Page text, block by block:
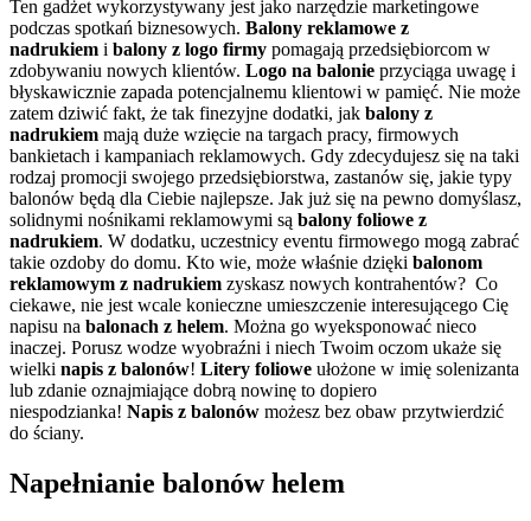
Ten gadżet wykorzystywany jest jako narzędzie marketingowe
podczas spotkań biznesowych. Balony reklamowe z
nadrukiem i balony z logo firmy pomagają przedsiębiorcom w
zdobywaniu nowych klientów. Logo na balonie przyciąga uwagę i
błyskawicznie zapada potencjalnemu klientowi w pamięć. Nie może
zatem dziwić fakt, że tak finezyjne dodatki, jak balony z
nadrukiem mają duże wzięcie na targach pracy, firmowych
bankietach i kampaniach reklamowych. Gdy zdecydujesz się na taki
rodzaj promocji swojego przedsiębiorstwa, zastanów się, jakie typy
balonów będą dla Ciebie najlepsze. Jak już się na pewno domyślasz,
solidnymi nośnikami reklamowymi są balony foliowe z
nadrukiem. W dodatku, uczestnicy eventu firmowego mogą zabrać
takie ozdoby do domu. Kto wie, może właśnie dzięki balonom
reklamowym z nadrukiem zyskasz nowych kontrahentów? Co
ciekawe, nie jest wcale konieczne umieszczenie interesującego Cię
napisu na balonach z helem. Można go wyeksponować nieco
inaczej. Porusz wodze wyobraźni i niech Twoim oczom ukaże się
wielki napis z balonów! Litery foliowe ułożone w imię solenizanta
lub zdanie oznajmiające dobrą nowinę to dopiero
niespodzianka! Napis z balonów możesz bez obaw przytwierdzić
do ściany.
Napełnianie balonów helem